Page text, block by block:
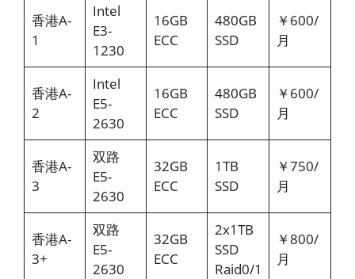
香港A-
1
Intel
E3-
1230
16GB
ECC
480GB
SSD
￥600/
月
香港A-
2
Intel
E5-
2630
16GB
ECC
480GB
SSD
￥600/
月
香港A-
3
双路
E5-
2630
32GB
ECC
1TB
SSD
￥750/
月
香港A-
3+
双路
E5-
2630
32GB
ECC
2x1TB
SSD
Raid0/1
￥800/
月